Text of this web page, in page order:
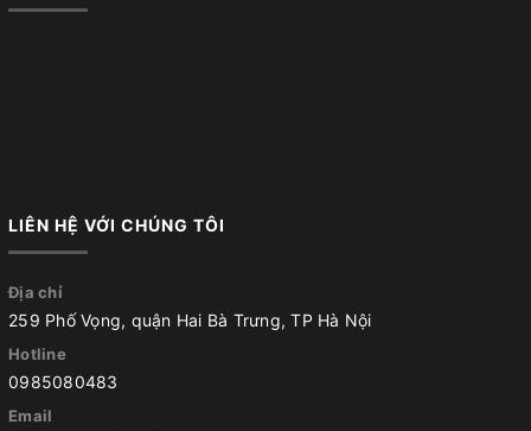
LIÊN HỆ VỚI CHÚNG TÔI
Địa chỉ
259 Phố Vọng, quận Hai Bà Trưng, TP Hà Nội
Hotline
0985080483
Email